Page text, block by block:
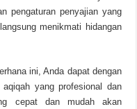
pengaturan penyajian yang
menikmati hidangan
ini, Anda dapat dengan
yang profesional dan
cepat dan mudah akan